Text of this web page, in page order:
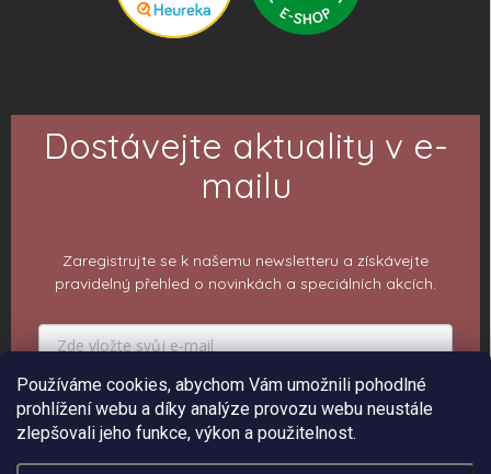
Používáme cookies, abychom Vám umožnili pohodlné
prohlížení webu a díky analýze provozu webu neustále
zlepšovali jeho funkce, výkon a použitelnost.
Dostávejte aktuality v e-
mailu
Zaregistrujte se k našemu newsletteru a získávejte
pravidelný přehled o novinkách a speciálních akcích.
PŘIHLÁSIT K ODBĚRU